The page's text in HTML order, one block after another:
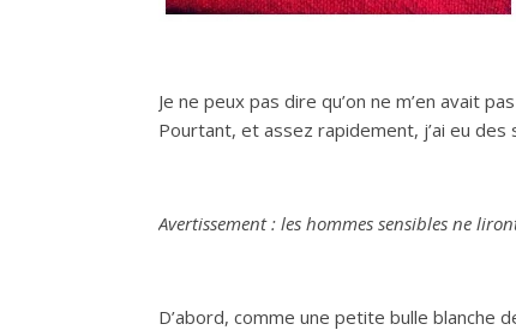
Je ne peux pas dire qu’on ne m’en avait
Pourtant, et assez rapidement, j’ai eu des
Avertissement : les hommes sensibles ne
D’abord, comme une petite bulle blanche